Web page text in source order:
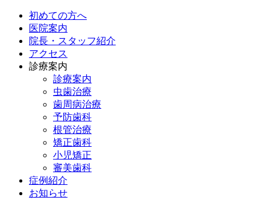
初めての方へ
医院案内
院長・スタッフ紹介
アクセス
診療案内
診療案内
虫歯治療
歯周病治療
予防歯科
根管治療
矯正歯科
小児矯正
審美歯科
症例紹介
お知らせ